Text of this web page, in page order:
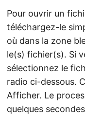
Pour ouvrir un
téléchargez-le
où dans la zone
le(s) fichier(s). Si
sélectionnez le
radio ci-dessous.
Afficher. Le
quelques